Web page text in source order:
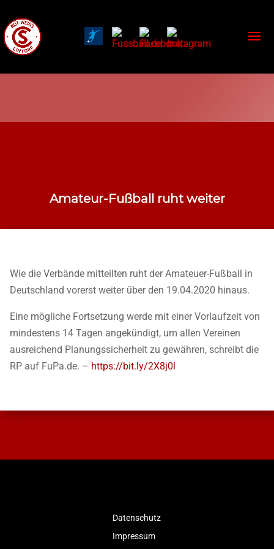
Amateur-Fußball ruht weiter
Wie die Verbände mitteilten ruht der Amateuer-Fußball in
Deutschland vorerst weiter über den 19.04.2020 hinaus.
Eine mögliche Fortsetzung werde mit einer Vorlaufzeit von
mindestens 14 Tagen angekündigt, um allen Vereinen
ausreichend Planungssicherheit zu gewähren, schreibt die
RP auf FuPa.de. – https://bit.ly/2X8j0l
Datenschutz
Impressum